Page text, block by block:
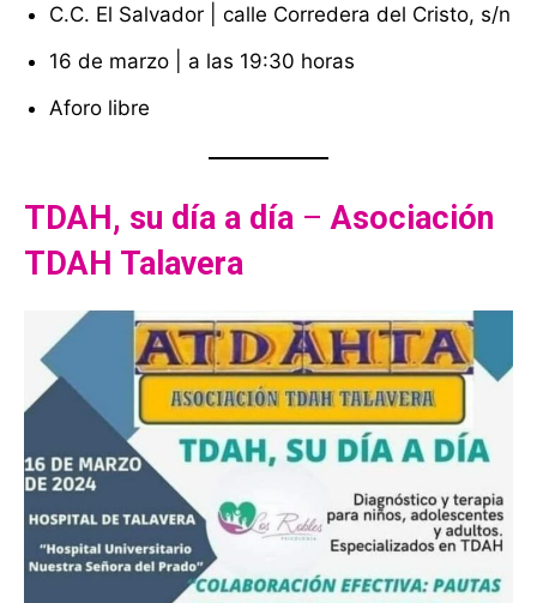
C.C. El Salvador | calle Corredera del Cristo, s/n
16 de marzo | a las 19:30 horas
Aforo libre
TDAH, su día a día – Asociación
TDAH Talavera